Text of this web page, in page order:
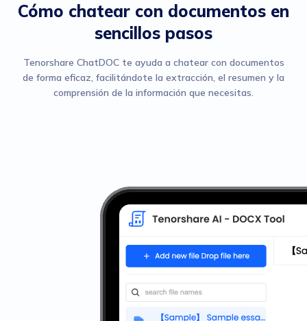
Cómo chatear con documentos en
sencillos pasos
Tenorshare ChatDOC te ayuda a chatear con documentos
de forma eficaz, facilitándote la extracción, el resumen y la
comprensión de la información que necesitas.